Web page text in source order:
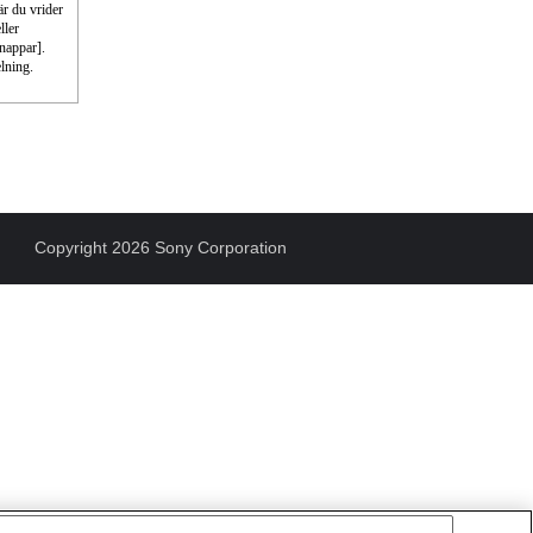
du vrider
Copyright 2026 Sony Corporation